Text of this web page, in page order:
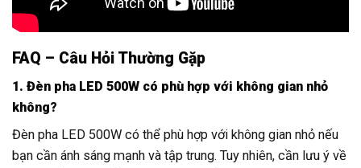
FAQ – Câu Hỏi Thường Gặp
1. Đèn pha LED 500W có phù hợp với không gian nhỏ
không?
Đèn pha LED 500W có thể phù hợp với không gian nhỏ nếu
bạn cần ánh sáng mạnh và tập trung. Tuy nhiên, cần lưu ý về